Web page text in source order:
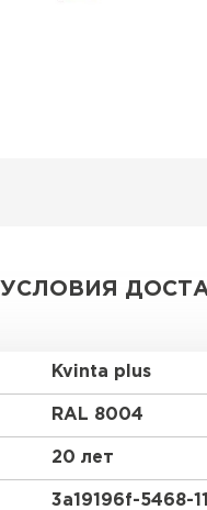
УСЛОВИЯ
Kvinta plus
RAL 8004
20 лет
3a19196f-5468-